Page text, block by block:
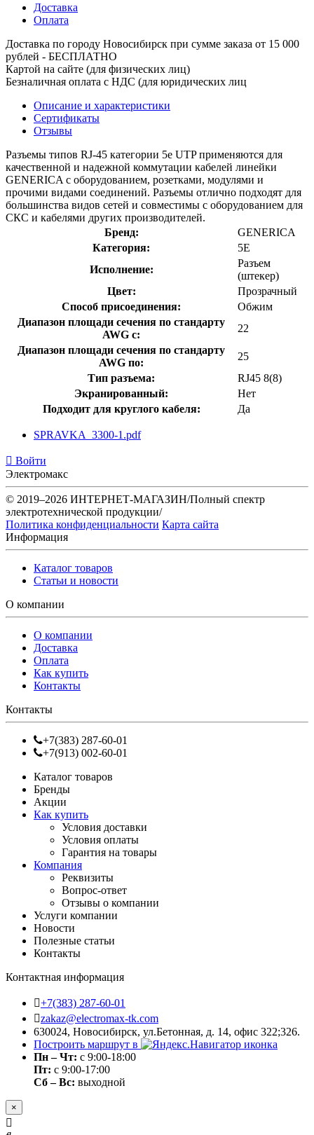
Доставка
Оплата
Доставка по городу Новосибирск при сумме заказа от 15 000
рублей - БЕСПЛАТНО
Картой на сайте (для физических лиц)
Безналичная оплата с НДС (для юридических лиц
Описание и характеристики
Сертификаты
Отзывы
Разъемы типов RJ-45 категории 5e UTP применяются для
качественной и надежной коммутации кабелей линейки
GENERICA с оборудованием, розетками, модулями и
прочими видами соединений. Разъемы отлично подходят для
большинства видов сетей и совместимы с оборудованием для
СКС и кабелями других производителей.
Бренд:
GENERICA
Категория:
5E
Исполнение:
Разъем
(штекер)
Цвет:
Прозрачный
Способ присоединения:
Обжим
Диапазон площади сечения по стандарту
AWG с:
22
Диапазон площади сечения по стандарту
AWG по:
25
Тип разъема:
RJ45 8(8)
Экранированный:
Нет
Подходит для круглого кабеля:
Да
SPRAVKA_3300-1.pdf
Войти
Электромакс
© 2019–2026 ИНТЕРНЕТ-МАГАЗИН/Полный спектр
электротехнической продукции/
Политика конфиденциальности Карта сайта
Информация
Каталог товаров
Статьи и новости
О компании
О компании
Доставка
Оплата
Как купить
Контакты
Контакты
+7(383) 287-60-01
+7(913) 002-60-01
Каталог товаров
Бренды
Акции
Как купить
Условия доставки
Условия оплаты
Гарантия на товары
Компания
Реквизиты
Вопрос-ответ
Отзывы о компании
Услуги компании
Новости
Полезные статьи
Контакты
Контактная информация
+7(383) 287-60-01
zakaz@electromax-tk.com
630024, Новосибирск, ул.Бетонная, д. 14, офис 322;326.
Построить маршрут в
Пн – Чт: с 9:00-18:00
Пт: с 9:00-17:00
Сб – Вс: выходной
×